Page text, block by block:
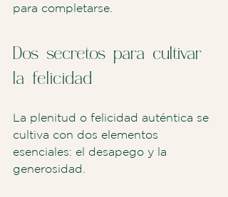
para completarse.
Dos secretos para cultivar
la felicidad
La plenitud o felicidad auténtica se
cultiva con dos elementos
esenciales: el desapego y la
generosidad.